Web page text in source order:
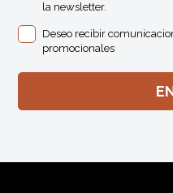
la newsletter.
Deseo recibir
promocionales